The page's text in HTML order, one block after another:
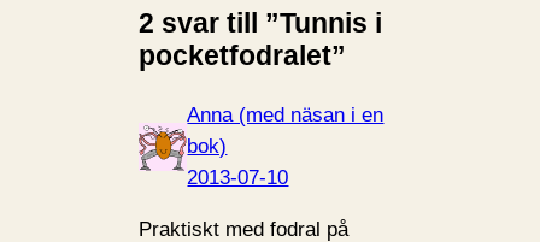
2 svar till ”Tunnis i
pocketfodralet”
Anna (med näsan i en
bok)
2013-07-10
Praktiskt med fodral på